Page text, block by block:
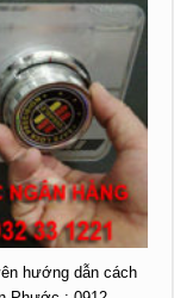
hướng dẫn cách